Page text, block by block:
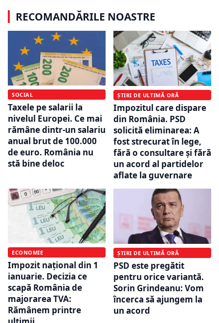
RECOMANDĂRILE NOASTRE
SOCIAL
Taxele pe salarii la
nivelul Europei. Ce mai
rămâne dintr-un salariu
anual brut de 100.000
de euro. România nu
stă bine deloc
ȘTIRI DE ULTIMĂ ORĂ
Impozitul care dispare
din România. PSD
solicită eliminarea: A
fost strecurat în lege,
fără o consultare şi fără
un acord al partidelor
aflate la guvernare
ECONOMIE
Impozit național din 1
ianuarie. Decizia ce
scapă România de
majorarea TVA:
Rămânem printre
ȘTIRI DE ULTIMĂ ORĂ
PSD este pregătit
pentru orice variantă.
Sorin Grindeanu: Vom
încerca să ajungem la
un acord